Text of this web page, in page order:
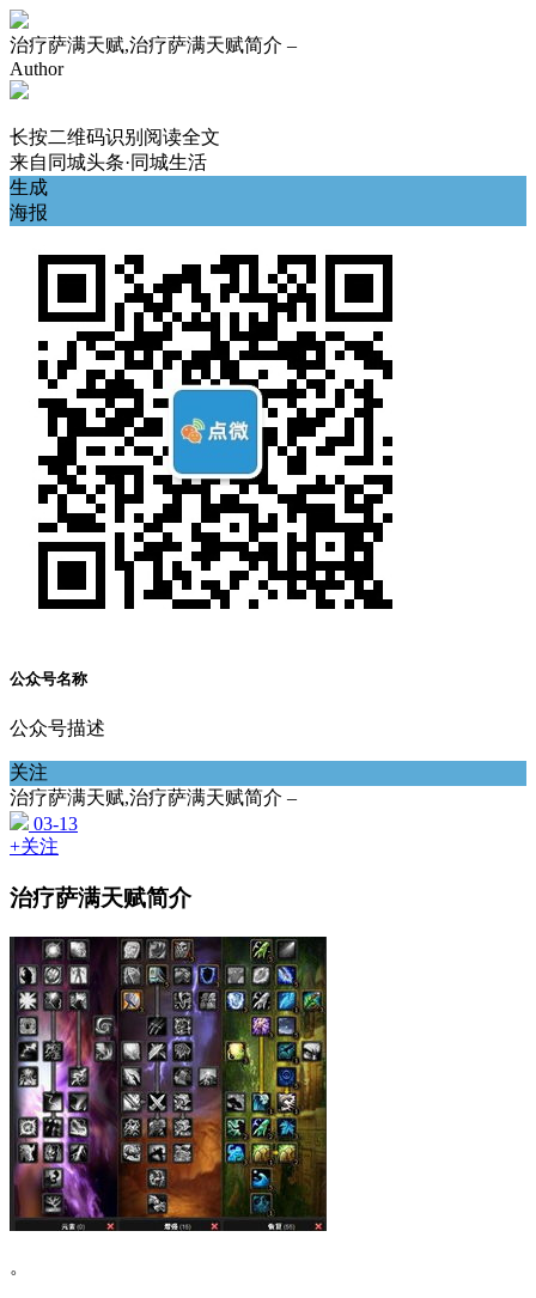
治疗萨满天赋,治疗萨满天赋简介 –
Author
长按二维码识别阅读全文
来自 同城头条·同城生活
生成
海报
公众号名称
公众号描述
关注
治疗萨满天赋,治疗萨满天赋简介 –
03-13
+关注
治疗萨满天赋简介
。